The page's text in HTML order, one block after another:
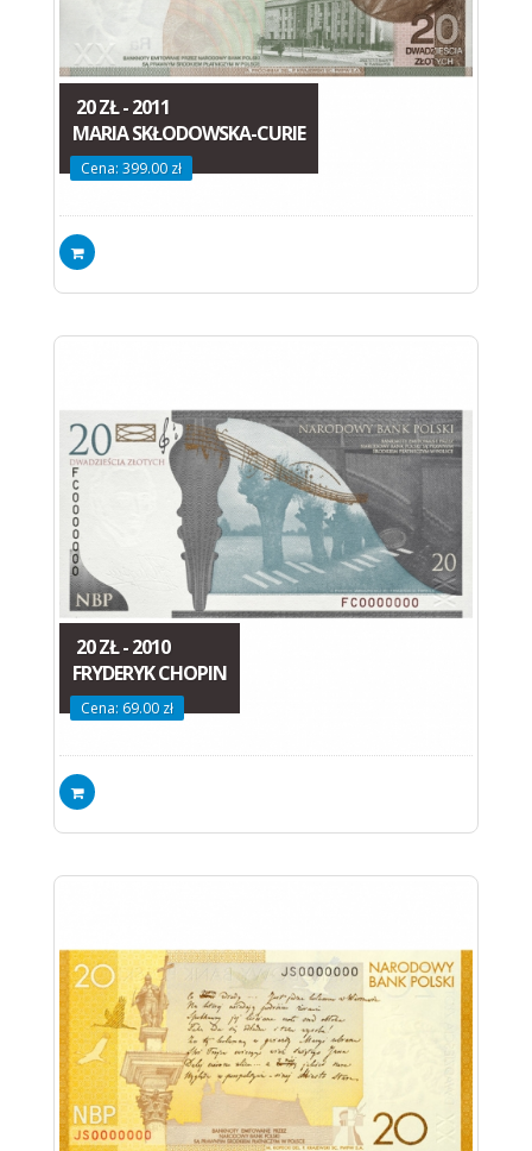
20 ZŁ - 2011
MARIA SKŁODOWSKA-CURIE
Cena: 399.00 zł
20 ZŁ - 2010
FRYDERYK CHOPIN
Cena: 69.00 zł